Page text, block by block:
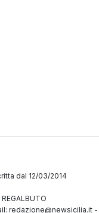
dal 12/03/2014
redazione@newsicilia.it -